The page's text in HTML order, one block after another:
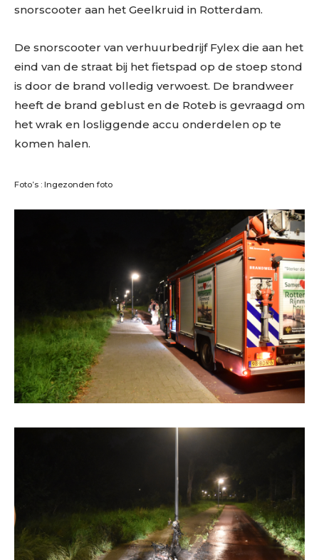
snorscooter aan het Geelkruid in Rotterdam.
De snorscooter van verhuurbedrijf Fylex die aan het
eind van de straat bij het fietspad op de stoep stond
is door de brand volledig verwoest. De brandweer
heeft de brand geblust en de Roteb is gevraagd om
het wrak en losliggende accu onderdelen op te
komen halen.
Foto’s : Ingezonden foto